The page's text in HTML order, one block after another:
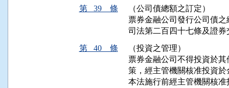
第 39 條
（公司債總額之訂定）
票券金融公司發行公司債
司法第二百四十七條及證
第 40 條
（投資之管理）
票券金融公司不得投資於
策，經主管機關核准投資
本法施行前經主管機關核